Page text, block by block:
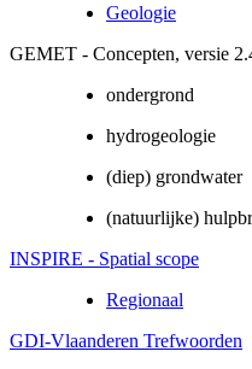
Geologie
GEMET - Concepten, versie
ondergrond
hydrogeologie
(diep) grondwater
(natuurlijke)
INSPIRE - Spatial scope
Regionaal
GDI-Vlaanderen Trefwoorden